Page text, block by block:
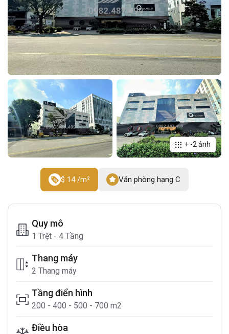
+ -2ảnh
$ 14 /m² Văn phòng hạng C
Quy mô
1 Trệt - 4 Tầng
Thang máy
2 Thang máy
Tầng điển hình
200 - 400 - 500 - 700 m2
Điều hòa